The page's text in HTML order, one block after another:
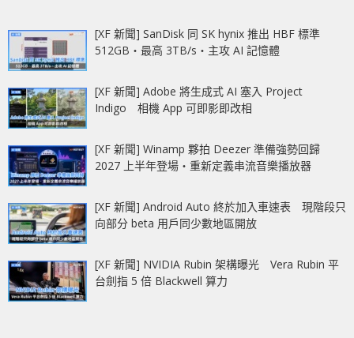
[XF 新聞] SanDisk 同 SK hynix 推出 HBF 標準
512GB‧最高 3TB/s‧主攻 AI 記憶體
[XF 新聞] Adobe 將生成式 AI 塞入 Project
Indigo 相機 App 可即影即改相
[XF 新聞] Winamp 夥拍 Deezer 準備強勢回歸
2027 上半年登場‧重新定義串流音樂播放器
[XF 新聞] Android Auto 終於加入車速表 現階段只
向部分 beta 用戶同少數地區開放
[XF 新聞] NVIDIA Rubin 架構曝光 Vera Rubin 平
台劍指 5 倍 Blackwell 算力